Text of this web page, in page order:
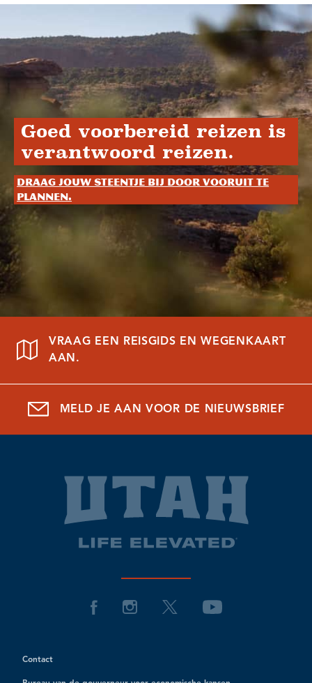
Goed voorbereid reizen is
verantwoord reizen.
Draag jouw steentje bij door vooruit te
plannen.
VRAAG EEN REISGIDS EN WEGENKAART
AAN.
MELD JE AAN VOOR DE NIEUWSBRIEF
Contact